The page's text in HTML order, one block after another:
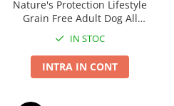
Nature's Protection Lifestyle
Grain Free Adult Dog All
IN STOC
INTRA IN CONT